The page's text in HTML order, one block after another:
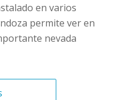
en varios
permite ver en
nevada